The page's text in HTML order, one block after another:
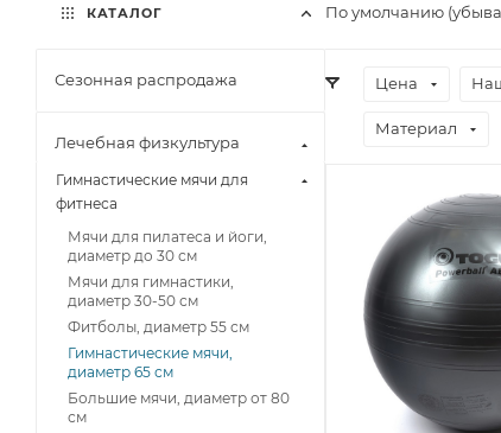
По умолчанию
Цена
Материал
КАТАЛОГ
Сезонная распродажа
Лечебная физкультура
Гимнастические мячи для
фитнеса
Мячи для пилатеса и йоги,
диаметр до 30 см
Мячи для гимнастики,
диаметр 30-50 см
Фитболы, диаметр 55 см
Гимнастические мячи,
диаметр 65 см
Большие мячи, диаметр от 80
см